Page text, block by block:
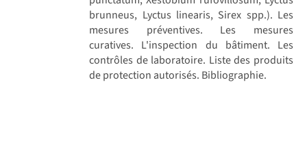
brunneus, Lyctus linearis, Sirex spp.). Les
mesures préventives. Les mesures
curatives. L'inspection du bâtiment. Les
contrôles de laboratoire. Liste des produits
de protection autorisés. Bibliographie.